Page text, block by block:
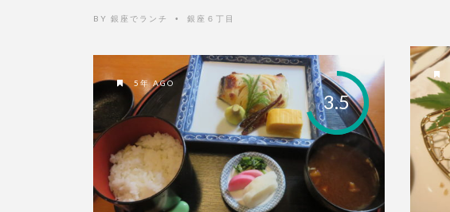
BY 銀座でランチ • 銀座６丁目
3.5
5年 AGO